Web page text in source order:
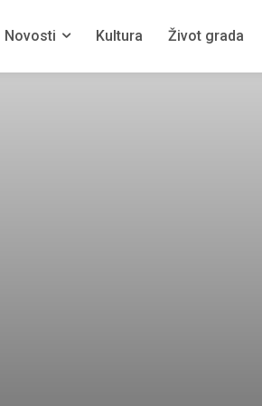
Novosti Kultura Život grada